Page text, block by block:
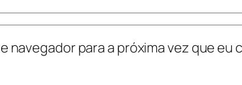
navegador para a próxima vez que eu